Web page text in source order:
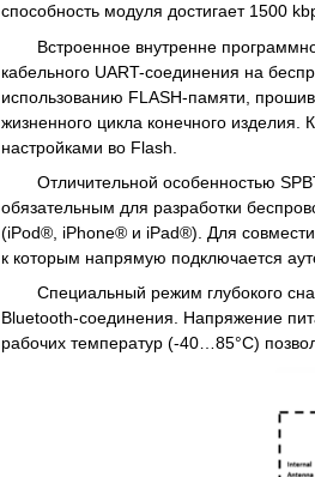
способность модуля достигает 1500
Встроенное внутренне
кабельного UART-соединения на
использованию FLASH-памяти,
жизненного цикла конечного
настройками во Flash.
Отличительной особенностью
обязательным для разработки
(iPod®, iPhone® и iPad®). Для
к которым напрямую подключается
Специальный режим глубокого
Bluetooth-соединения. Напряжение
рабочих температур (-40…85°C)